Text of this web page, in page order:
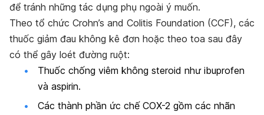
để tránh những tác dụng phụ ngoài ý muốn.
Theo tổ chức Crohn’s and Colitis Foundation (CCF), các
thuốc giảm đau không kê đơn hoặc theo toa sau đây
có thể gây loét đường ruột:
Thuốc chống viêm không steroid như ibuprofen
và aspirin.
Các thành phần ức chế COX-2 gồm các nhãn